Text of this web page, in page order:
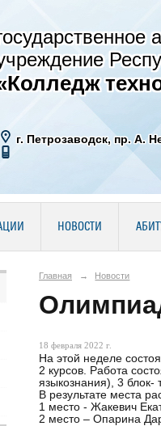
г. Петрозаводск, пр. А.
НОВОСТИ
Главная → Новости
18 февраля 2022 г.
На этой неделе
2 курсов. Работа
языкознания), 3 блок-
В результате места
1 место - Жакевич
2 место – Опарина